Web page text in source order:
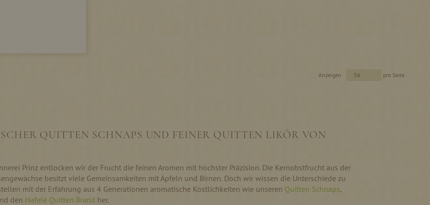
Anzeigen pro Seite
QUITTEN SCHNAPS UND FEINER QUITTEN LIKÖR VON
Prinz entlocken wir der Frucht die feinen Aromen mit höchster Präzision. Die Kernobstfrucht aus der
besitzt viele Gemeinsamkeiten mit Äpfeln und Birnen. Doch wir wissen die Unterschiede zu
mit der Erfahrung aus 4 Generationen aromatische Köstlichkeiten wie unseren Quitten Schnaps,
den Hafele Quitten Brand her.